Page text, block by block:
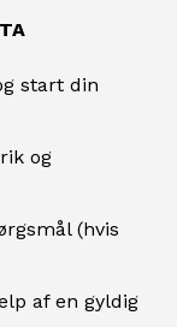
start din
og
(hvis
af en gyldig